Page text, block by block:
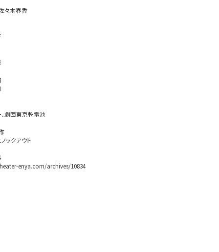
々木春香
劇団東京乾電池
ックアウト
enya.com/archives/10834